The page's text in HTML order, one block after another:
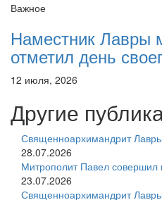
Важное
Наместник Лавры
отметил день
12 июля, 2026
Другие
Священноархимандрит Лавры
28.07.2026
Митрополит Павел
23.07.2026
Священноархимандрит Лавры